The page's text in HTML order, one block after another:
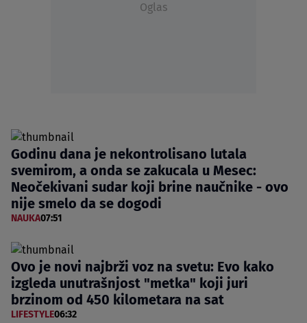
Oglas
Godinu dana je nekontrolisano lutala
svemirom, a onda se zakucala u Mesec:
Neočekivani sudar koji brine naučnike - ovo
nije smelo da se dogodi
NAUKA07:51
Ovo je novi najbrži voz na svetu: Evo kako
izgleda unutrašnjost "metka" koji juri
brzinom od 450 kilometara na sat
LIFESTYLE06:32